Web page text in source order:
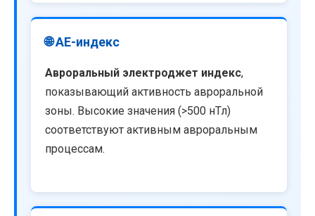
🌐 AE-индекс
Авроральный электроджет индекс,
показывающий активность авроральной
зоны. Высокие значения (>500 нТл)
соответствуют активным авроральным
процессам.